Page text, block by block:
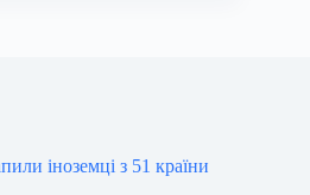
іноземці з 51 країни